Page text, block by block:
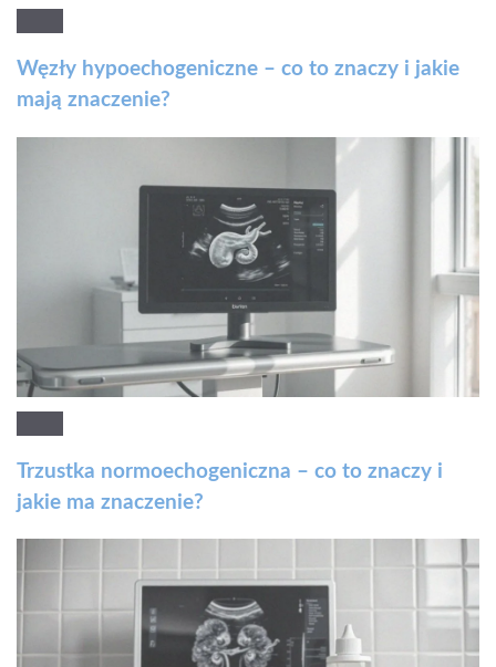
Węzły hypoechogeniczne – co to znaczy i jakie
mają znaczenie?
Trzustka normoechogeniczna – co to znaczy i
jakie ma znaczenie?